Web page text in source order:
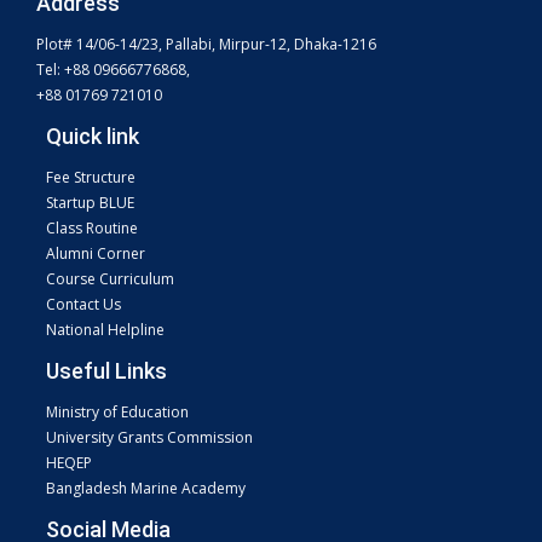
Plot# 14/06-14/23, Pallabi, Mirpur-12, Dhaka-1216
Tel: +88 09666776868,
+88 01769 721010
Quick link
Fee Structure
Startup BLUE
Class Routine
Alumni Corner
Course Curriculum
Contact Us
National Helpline
Useful Links
Ministry of Education
University Grants Commission
HEQEP
Bangladesh Marine Academy
Social Media